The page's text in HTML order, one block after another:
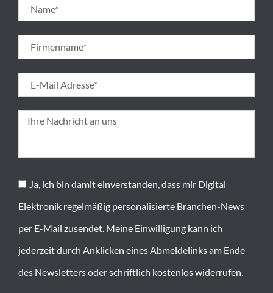
Ja, ich bin damit einverstanden, dass mir Digital
Elektronik regelmäßig personalisierte Branchen-News
per E-Mail zusendet. Meine Einwilligung kann ich
jederzeit durch Anklicken eines Abmeldelinks am Ende
des Newsletters oder schriftlich kostenlos widerrufen.